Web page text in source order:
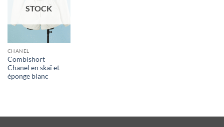
STOCK
CHANEL
Combishort
Chanel en skaï et
éponge blanc